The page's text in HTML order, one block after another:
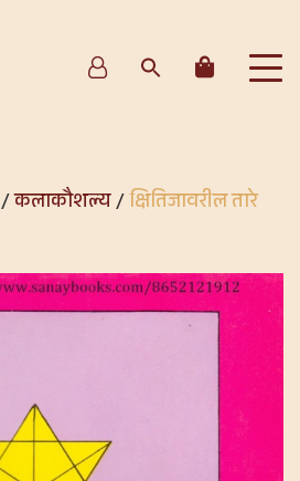
/कलाकौशल्य/क्षितिजावरील तारे